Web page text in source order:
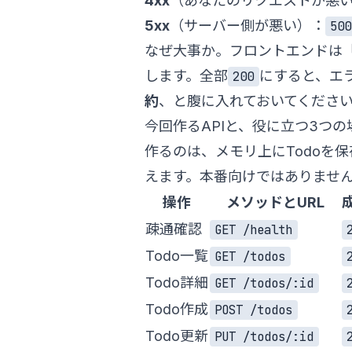
5xx （サーバー側が悪い）：
なぜ大事か。フロントエンドは
します。全部 200 にすると、エ
約、と腹に入れておいてくださ
今回作るAPIと、役に立つ3つの
作るのは、メモリ上にTodoを
えます。本番向けではありませ
操作
メソッドとURL
疎通確認
GET /health
Todo一覧 GET /todos
Todo詳細 GET /todos/:id
Todo作成 POST /todos
Todo更新 PUT /todos/:id